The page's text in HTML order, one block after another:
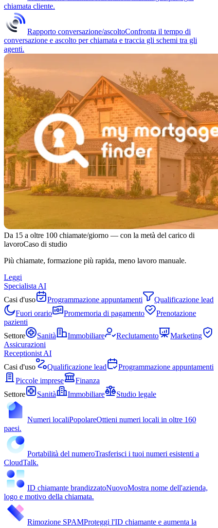
chiamata cliente.
Rapporto conversazione/ascoltoConfronta il tempo di
conversazione e ascolto per chiamata e traccia gli schemi tra gli
agenti.
Da 15 a oltre 100 chiamate/giorno — con la metà del carico di
lavoroCaso di studio
Più chiamate, formazione più rapida, meno lavoro manuale.
Leggi
Specialista AI
Casi d'uso
Programmazione appuntamenti
Qualificazione lead
Fuori orario
Promemoria di pagamento
Prenotazione
pazienti
Settore
Sanità Immobiliare Reclutamento
Marketing
Assicurazioni
Receptionist AI
Casi d'uso
Qualificazione lead
Programmazione appuntamenti
Piccole imprese
Finanza
Settore
Sanità Immobiliare Studio legale
Numeri localiPopolareOttieni numeri locali in oltre 160
paesi.
Portabilità del numeroTrasferisci i tuoi numeri esistenti a
CloudTalk.
ID chiamante brandizzatoNuovoMostra nome dell'azienda,
logo e motivo della chiamata.
Rimozione SPAMProteggi l'ID chiamante e aumenta la